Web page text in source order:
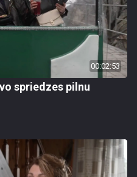
00:02:53
spriedzes pilnu